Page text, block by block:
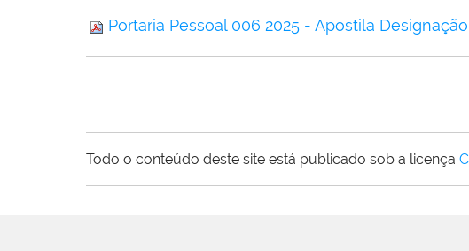
Portaria Pessoal 006 2025 - Apostila
Todo o conteúdo deste site está publicado sob a licença